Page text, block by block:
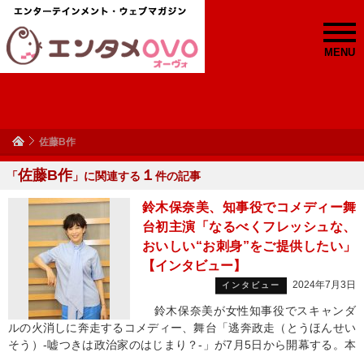
MENU
佐藤B作
「佐藤B作」に関連する １ 件の記事
鈴木保奈美、知事役でコメディー舞
台初主演「なるべくフレッシュな、
おいしい“お刺身”をご提供したい」
【インタビュー】
インタビュー 2024年7月3日
鈴木保奈美が女性知事役でスキャンダ
ルの火消しに奔走するコメディー、舞台「逃奔政走（とうほんせい
そう）‐嘘つきは政治家のはじまり？‐」が7月5日から開幕する。本